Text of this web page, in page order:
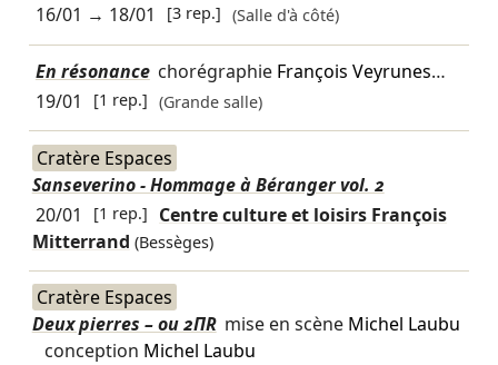
16/01 → 18/01 [3 rep.] (Salle d'à côté)
En résonance chorégraphie François Veyrunes…
19/01
[1 rep.] (Grande salle)
Cratère Espaces
Sanseverino - Hommage à Béranger vol. 2
20/01
[1 rep.]
Centre culture et loisirs François
Mitterrand (Bessèges)
Cratère Espaces
Deux pierres – ou 2ΠR mise en scène Michel Laubu
conception Michel Laubu